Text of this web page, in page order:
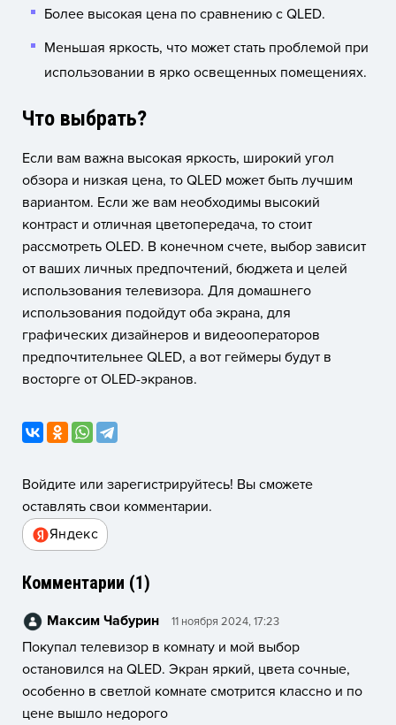
Более высокая цена по сравнению с QLED.
Меньшая яркость, что может стать проблемой при
использовании в ярко освещенных помещениях.
Что выбрать?
Если вам важна высокая яркость, широкий угол
обзора и низкая цена, то QLED может быть лучшим
вариантом. Если же вам необходимы высокий
контраст и отличная цветопередача, то стоит
рассмотреть OLED. В конечном счете, выбор зависит
от ваших личных предпочтений, бюджета и целей
использования телевизора. Для домашнего
использования подойдут оба экрана, для
графических дизайнеров и видеооператоров
предпочтительнее QLED, а вот геймеры будут в
восторге от OLED-экранов.
Войдите или зарегистрируйтесь! Вы сможете
оставлять свои комментарии.
Яндекс
Комментарии (1)
Максим Чабурин 11 ноября 2024, 17:23
Покупал телевизор в комнату и мой выбор
остановился на QLED. Экран яркий, цвета сочные,
особенно в светлой комнате смотрится классно и по
цене вышло недорого